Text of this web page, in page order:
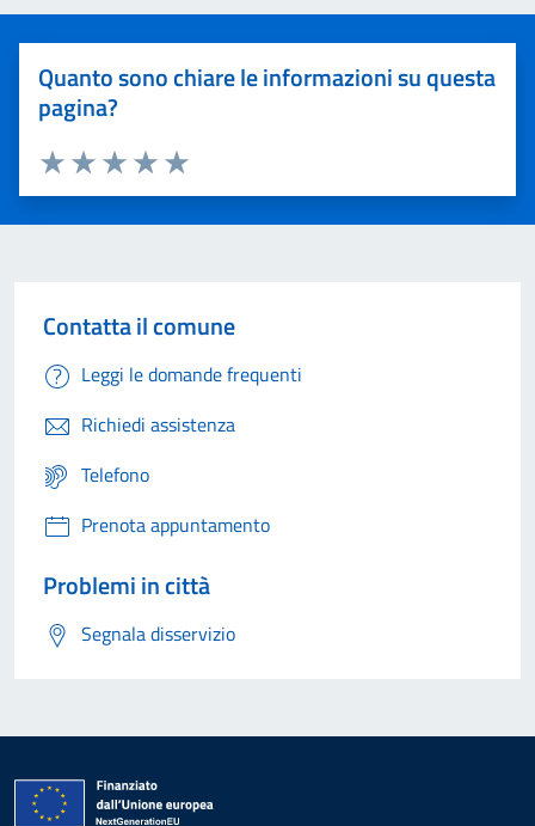
Quanto sono chiare le informazioni su questa
pagina?
Valuta 5 stelle su 5
Valuta 4 stelle su 5
Valuta 3 stelle su 5
Valuta 2 stelle su 5
Valuta 1 stelle su 5
Contatta il comune
Leggi le domande frequenti
Richiedi assistenza
Telefono
Prenota appuntamento
Problemi in città
Segnala disservizio